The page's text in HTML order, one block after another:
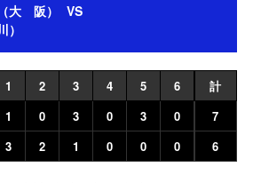
大 阪）
VS
1 2 3 4 5 6
計
1 0 3 0 3 0
7
3 2 1 0 0 0 6